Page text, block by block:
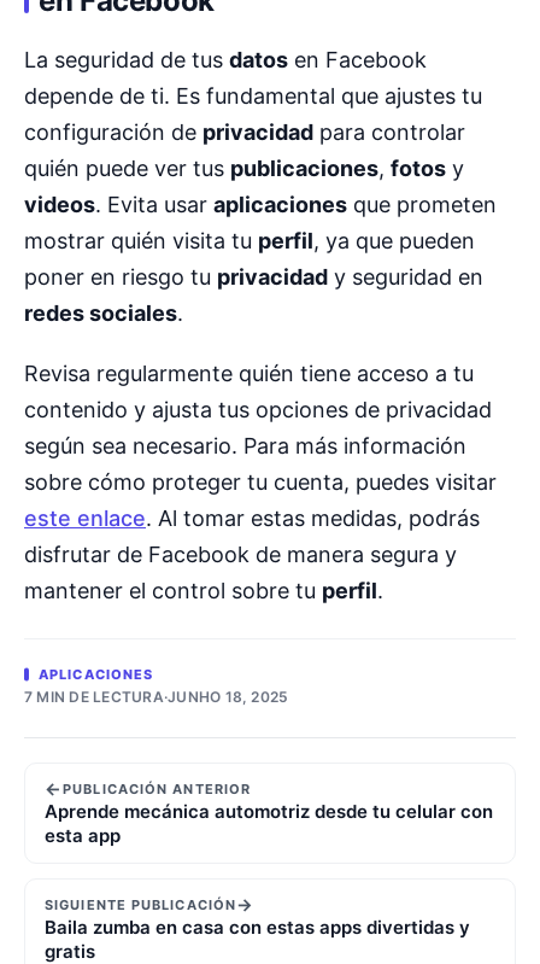
La seguridad de tus datos en Facebook
depende de ti. Es fundamental que ajustes tu
configuración de privacidad para controlar
quién puede ver tus publicaciones, fotos y
videos. Evita usar aplicaciones que prometen
mostrar quién visita tu perfil, ya que pueden
poner en riesgo tu privacidad y seguridad en
redes sociales.
Revisa regularmente quién tiene acceso a tu
contenido y ajusta tus opciones de privacidad
según sea necesario. Para más información
sobre cómo proteger tu cuenta, puedes visitar
este enlace. Al tomar estas medidas, podrás
disfrutar de Facebook de manera segura y
mantener el control sobre tu perfil.
APLICACIONES
7 MIN DE LECTURA·JUNHO 18, 2025
←PUBLICACIÓN ANTERIOR
Aprende mecánica automotriz desde tu celular con
esta app
SIGUIENTE PUBLICACIÓN→
Baila zumba en casa con estas apps divertidas y
gratis